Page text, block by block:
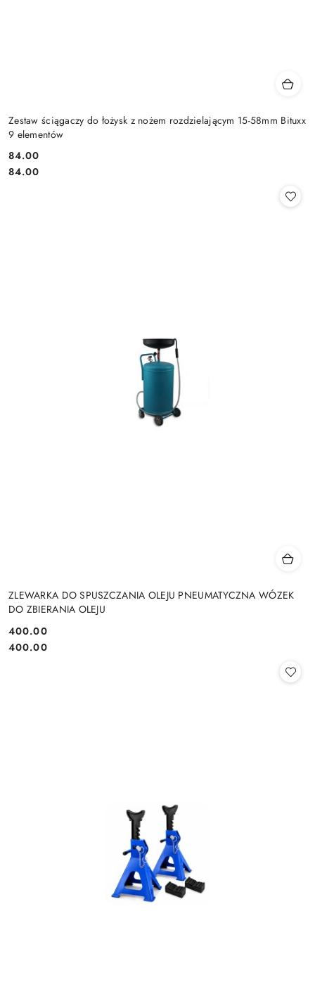
Zestaw ściągaczy do łożysk z nożem rozdzielającym 15-58mm Bituxx
9 elementów
Cena:
84.00
Cena:
84.00
ZLEWARKA DO SPUSZCZANIA OLEJU PNEUMATYCZNA WÓZEK
DO ZBIERANIA OLEJU
Cena:
400.00
Cena:
400.00